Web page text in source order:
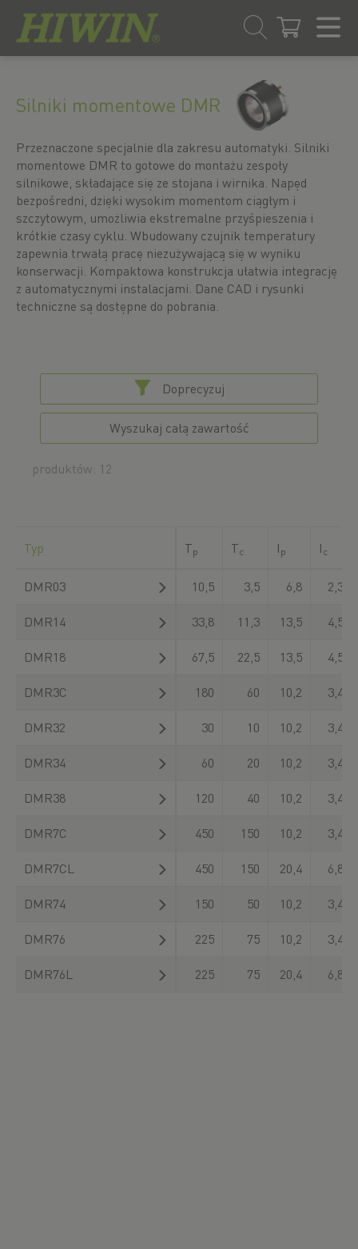
treści
menu
nawigacyjnego
Silniki momentowe DMR
Przeznaczone specjalnie dla zakresu automatyki. Silniki
momentowe DMR to gotowe do montażu zespoły
silnikowe, składające się ze stojana i wirnika. Napęd
bezpośredni, dzięki wysokim momentom ciągłym i
szczytowym, umożliwia ekstremalne przyśpieszenia i
krótkie czasy cyklu. Wbudowany czujnik temperatury
zapewnia trwałą pracę niezużywającą się w wyniku
konserwacji. Kompaktowa konstrukcja ułatwia integrację
z automatycznymi instalacjami. Dane CAD i rysunki
techniczne są dostępne do pobrania.
Doprecyzuj
Wyszukaj całą zawartość
produktów: 12
Typ Tp Tc I p I c
DMR03 10,5 3,5 6,8 2,3
DMR14 33,8 11,3 13,5 4,5
DMR18 67,5 22,5 13,5 4,5
DMR3C 180 60 10,2 3,4
DMR32 30 10 10,2 3,4
DMR34 60 20 10,2 3,4
DMR38 120 40 10,2 3,4
DMR7C 450 150 10,2 3,4
DMR7CL 450 150 20,4 6,8
DMR74 150 50 10,2 3,4
DMR76 225 75 10,2 3,4
DMR76L 225 75 20,4 6,8